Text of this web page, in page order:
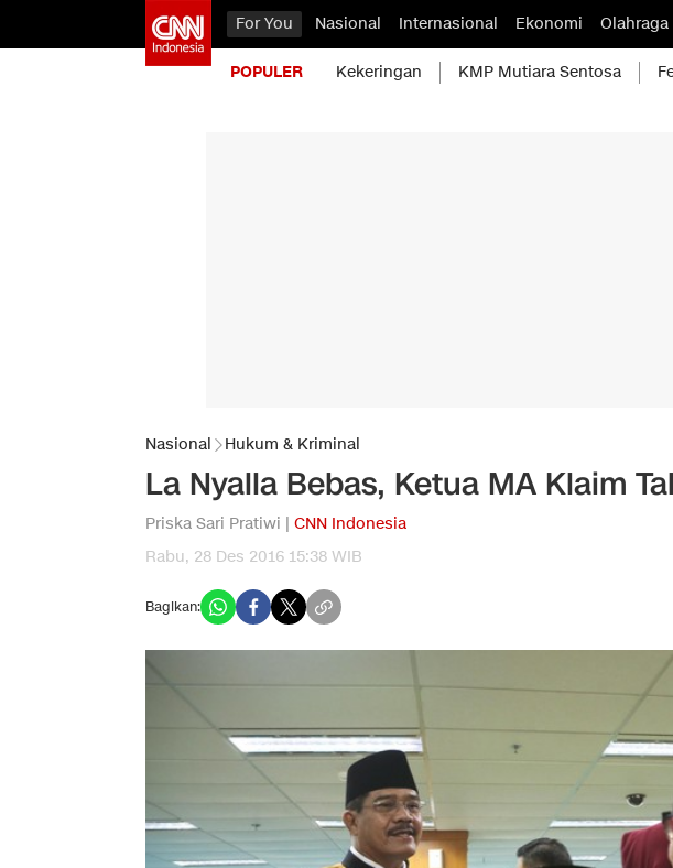
For You Nasional Internasional Ekonomi Olahraga
POPULER Kekeringan KMP Mutiara Sentosa
Nasional Hukum & Kriminal
La Nyalla Bebas, Ketua MA Klaim
Priska Sari Pratiwi | CNN Indonesia
Rabu, 28 Des 2016 15:38 WIB
Bagikan: